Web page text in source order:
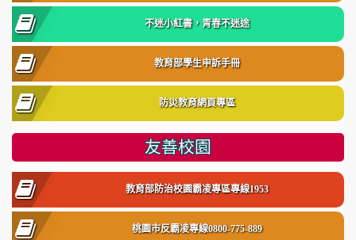
不迷小紅書，青春不迷途
教育部學生申訴手冊
防災教育網頁專區
友善校園
教育部防治校園霸凌專區專線1953
桃園市反霸凌專線0800-775-889